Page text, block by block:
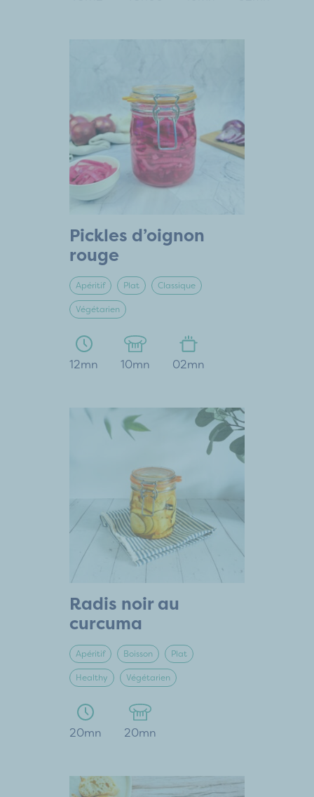
Pickles d’oignon
rouge
Apéritif Plat Classique
Végétarien
12mn 10mn 02mn
Radis noir au
curcuma
Apéritif Boisson Plat
Healthy Végétarien
20mn 20mn